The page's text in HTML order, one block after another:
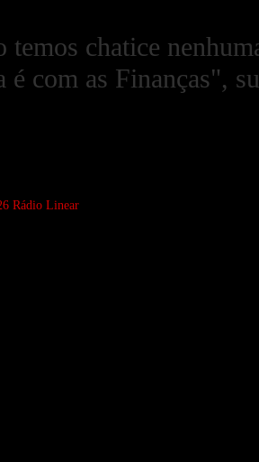
temos chatice
é com as Finanças",
Rádio Linear